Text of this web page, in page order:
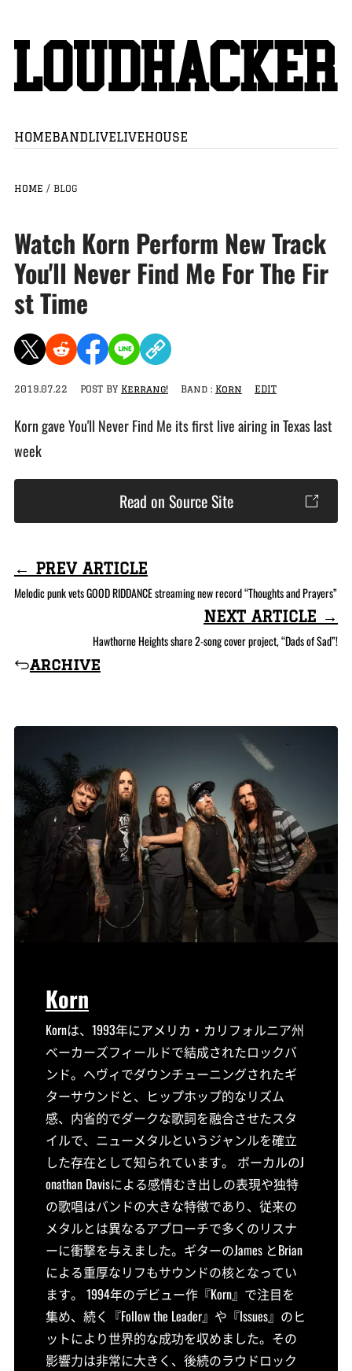
HOMEBANDLIVELIVEHOUSE
HOME / BLOG
Watch Korn Perform New Track
You'll Never Find Me For The Fir
st Time
2019.07.22 POST BY Kerrang! Band : Korn EDIT
Korn gave You'll Never Find Me its first live airing in Texas last
week
Read on Source Site
← PREV ARTICLE
Melodic punk vets GOOD RIDDANCE streaming new record “Thoughts and Prayers”
archive
NEXT ARTICLE →
Hawthorne Heights share 2-song cover project, “Dads of Sad”!
Korn
Kornは、1993年にアメリカ・カリフォルニア州
ベーカーズフィールドで結成されたロックバ
ンド。ヘヴィでダウンチューニングされたギ
ターサウンドと、ヒップホップ的なリズム
感、内省的でダークな歌詞を融合させたスタ
イルで、ニューメタルというジャンルを確立
した存在として知られています。 ボーカルのJ
onathan Davisによる感情むき出しの表現や独特
の歌唱はバンドの大きな特徴であり、従来の
メタルとは異なるアプローチで多くのリスナ
ーに衝撃を与えました。ギターのJames とBrian
による重厚なリフもサウンドの核となってい
ます。 1994年のデビュー作『Korn』で注目を
集め、続く『Follow the Leader』や『Issues』のヒ
ットにより世界的な成功を収めました。その
影響力は非常に大きく、後続のラウドロック